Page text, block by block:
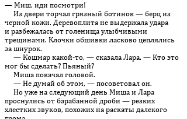
— Миш, иди посмотри!
Из двери торчал грязный ботинок — берц из
черной кожи. Деревоплита не выдержала удара
и разбежалась от голенища улыбчивыми
трещинами. Клочки обшивки ласково цеплялись
за шнурок.
— Кошмар какой-то, — сказала Лара. — Кто это
мог бы сделать? Пьяный?
Миша покачал головой.
— Не думай об этом, — посоветовал он.
Но уже на следующий день Миша и Лара
проснулись от барабанной дроби — резких
хлестких звуков, похожих на раскаты далекого